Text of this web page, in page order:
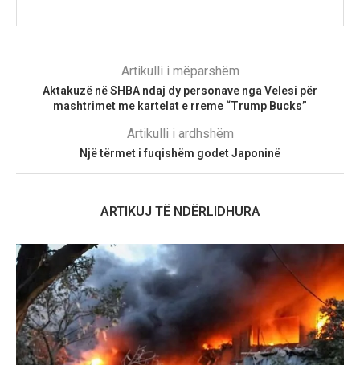
Artikulli i mëparshëm
Aktakuzë në SHBA ndaj dy personave nga Velesi për
mashtrimet me kartelat e rreme “Trump Bucks”
Artikulli i ardhshëm
Një tërmet i fuqishëm godet Japoninë
ARTIKUJ TË NDËRLIDHURA